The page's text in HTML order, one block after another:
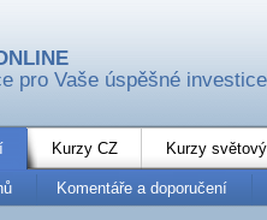
pro Vaše úspěšné investice
Kurzy CZ Kurzy
Komentáře a doporučení